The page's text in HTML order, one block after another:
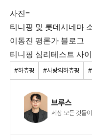
사진=
티니핑 및 롯데시네마
이동진 평론가 블로그
티니핑 심리테스트 사
#하츄핑 #사랑의하츄핑
브루스
세상 모든 것들